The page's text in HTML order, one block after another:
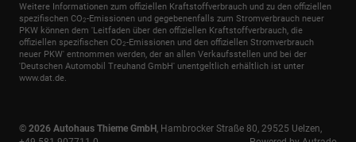
Weitere Informationen zum offiziellen Kraftstoffverbrauch und zu den offiziellen
spezifischen CO2-Emissionen und gegebenenfalls zum Stromverbrauch neuer
PKW können dem 'Leitfaden über den offiziellen Kraftstoffverbrauch, die
offiziellen spezifischen CO2-Emissionen und den offiziellen Stromverbrauch
neuer PKW' entnommen werden, der an allen Verkaufsstellen und bei der
'Deutschen Automobil Treuhand GmbH' unentgeltlich erhältlich ist unter
www.dat.de.
© 2026 Autohaus Thieme GmbH , Hambrocker Straße 80, 29525 Uelzen,